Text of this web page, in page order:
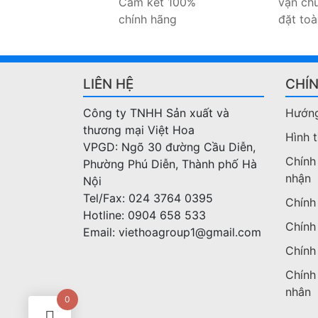
chính hãng
đặt
LIÊN HỆ
Công ty TNHH Sản xuất và
thương mại Việt Hoa
VPGD: Ngõ 30 đường Cầu Diễn,
Phường Phú Diễn, Thành phố Hà
Nội
Tel/Fax: 024 3764 0395
Hotline: 0904 658 533
Email: viethoagroup1@gmail.com
Hình
nhận
nhân
0